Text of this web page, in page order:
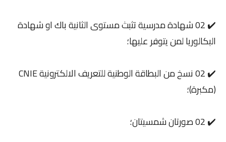
✔️ 02 شهادة مدرسية تثبث مستوى الثانية باك او شهادة
البكالوريا لمن يتوفر عليها؛
✔️ 02 نسخ من البطاقة الوطنية للتعريف الالكترونية CNIE
(مكبرة)؛
✔️ 02 صورتان شمسيتان؛